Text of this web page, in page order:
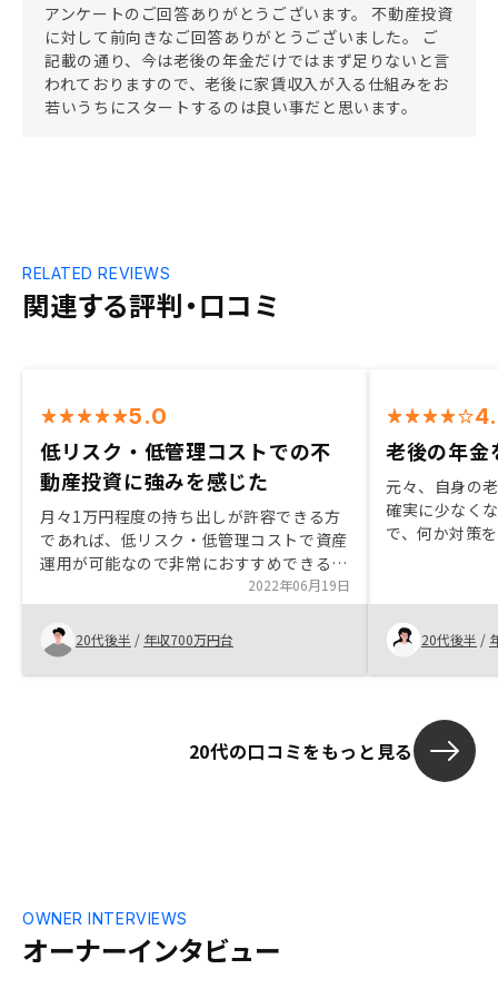
アンケートのご回答ありがとうございます。 不動産投資
に対して前向きなご回答ありがとうございました。 ご
記載の通り、今は老後の年金だけではまず足りないと言
われておりますので、老後に家賃収入が入る仕組みをお
若いうちにスタートするのは良い事だと思います。
関連する評判・口コミ
RELATED REVIEWS
5.0
低リスク・低管理コストでの不
動産投資に強みを感じた
月々1万円程度の持ち出しが許容できる方
であれば、低リスク・低管理コストで資産
運用が可能なので非常におすすめできる。
契約までの流れやローン組みもスムーズだ
ったため、細かい事務作業の工数を最小限
に不動産取得が可能なのがメリットだった
と感じる。 特に家賃保証のサービスに関
しては非常に安心でき、不動産投資におけ
アプリに関しては他のサービスとの比較は
ョンがあれば良いと思った。例えば地方の
一棟物か戸建など、利回りの良い(月々の
CFがプラスになる)物件も購入可能になれ
2022年06月19日
20代後半 / 年収700万円台
老後の年金
元々、自身の
確実に少なく
で、何か対策
け購入に至り
と仕組みを知
後に備えるこ
20代後半 /
20代の口コミをもっと見る
オーナーインタビュー
OWNER INTERVIEWS